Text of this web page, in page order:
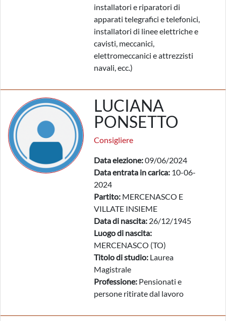
installatori e riparatori di
apparati telegrafici e telefonici,
installatori di linee elettriche e
cavisti, meccanici,
elettromeccanici e attrezzisti
navali, ecc.)
LUCIANA
PONSETTO
Consigliere
Data elezione:09/06/2024
Data entrata in carica: 10-06-
2024
Partito: MERCENASCO E
VILLATE INSIEME
Data di nascita: 26/12/1945
Luogo di nascita:
MERCENASCO (TO)
Titolo di studio: Laurea
Magistrale
Professione: Pensionati e
persone ritirate dal lavoro